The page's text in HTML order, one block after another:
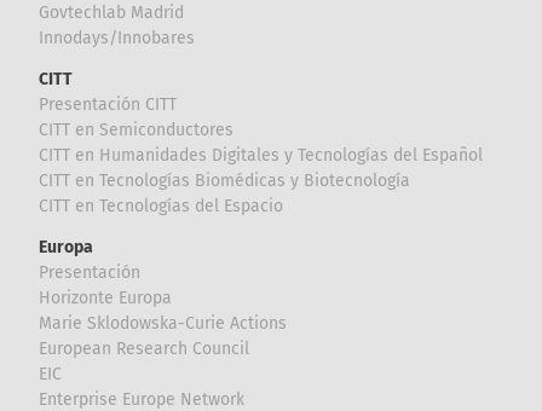
Govtechlab Madrid
Innodays/Innobares
CITT
Presentación CITT
CITT en Semiconductores
CITT en Humanidades Digitales y Tecnologías del Español
CITT en Tecnologías Biomédicas y Biotecnología
CITT en Tecnologías del Espacio
Europa
Presentación
Horizonte Europa
Marie Sklodowska-Curie Actions
European Research Council
EIC
Enterprise Europe Network